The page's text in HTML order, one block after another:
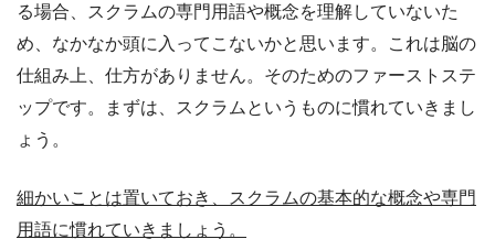
る場合、スクラムの専門用語や概念を理解していないた
め、なかなか頭に入ってこないかと思います。これは脳の
仕組み上、仕方がありません。そのためのファーストステ
ップです。まずは、スクラムというものに慣れていきまし
ょう。
細かいことは置いておき、スクラムの基本的な概念や専門
用語に慣れていきましょう。